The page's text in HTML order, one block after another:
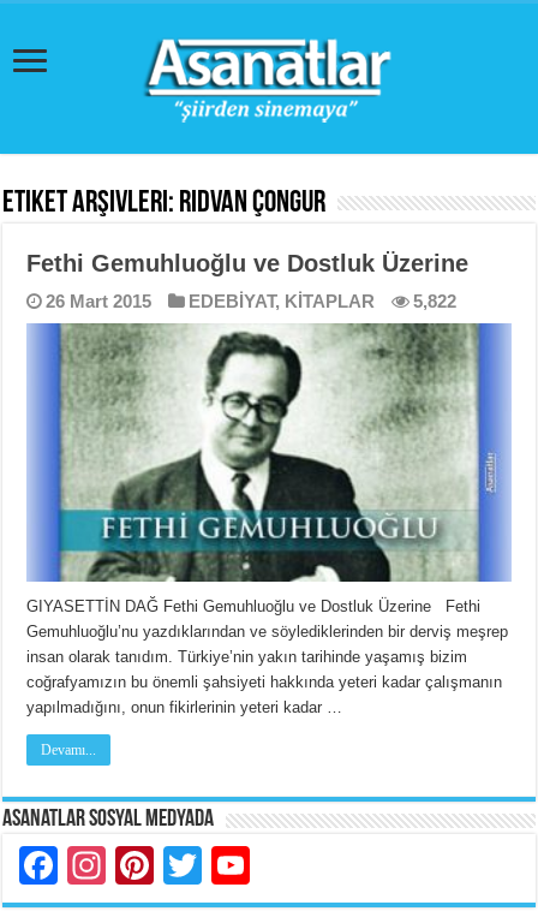
Etiket Arşivleri: Rıdvan Çongur
Fethi Gemuhluoğlu ve Dostluk Üzerine
26 Mart 2015 EDEBİYAT, KİTAPLAR 5,822
GIYASETTİN DAĞ Fethi Gemuhluoğlu ve Dostluk Üzerine Fethi
Gemuhluoğlu’nu yazdıklarından ve söylediklerinden bir derviş meşrep
insan olarak tanıdım. Türkiye’nin yakın tarihinde yaşamış bizim
coğrafyamızın bu önemli şahsiyeti hakkında yeteri kadar çalışmanın
yapılmadığını, onun fikirlerinin yeteri kadar …
Devamı...
Asanatlar Sosyal Medyada
Facebook
Instagram
Pinterest
Twitter